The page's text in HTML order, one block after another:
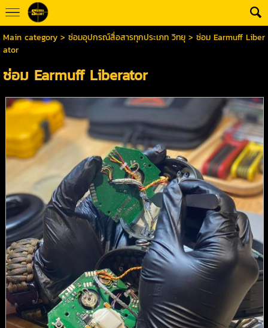
Main category> ซ่อมอุปกรณ์สื่อสารทุกประเภท วิทยุ> ซ่อม Earmuff Liber
ator
ซ่อม Earmuff Liberator